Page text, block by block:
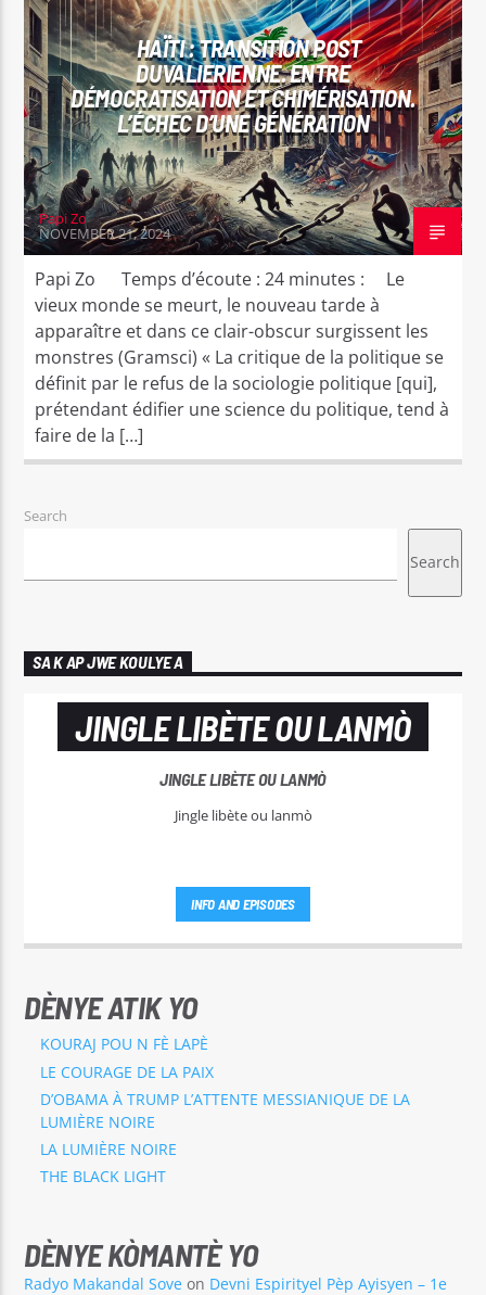
KOZE A MANDE CHÈZ
RADYO MAKANDAL SOVE
Radyo Makandal Sove
HAÏTI : TRANSITION POST
DUVALIERIENNE. ENTRE
DÉMOCRATISATION ET CHIMÉRISATION.
L’ÉCHEC D’UNE GÉNÉRATION
Papi Zo
NOVEMBER 21, 2024
Papi Zo Temps d’écoute : 24 minutes : Le
vieux monde se meurt, le nouveau tarde à
apparaître et dans ce clair-obscur surgissent les
monstres (Gramsci) « La critique de la politique se
définit par le refus de la sociologie politique [qui],
prétendant édifier une science du politique, tend à
faire de la […]
Search
Search
SA K AP JWE KOULYE A
JINGLE LIBÈTE OU LANMÒ
JINGLE LIBÈTE OU LANMÒ
Jingle libète ou lanmò
INFO AND EPISODES
DÈNYE ATIK YO
KOURAJ POU N FÈ LAPÈ
LE COURAGE DE LA PAIX
D’OBAMA À TRUMP L’ATTENTE MESSIANIQUE DE LA
LUMIÈRE NOIRE
LA LUMIÈRE NOIRE
THE BLACK LIGHT
DÈNYE KÒMANTÈ YO
Radyo Makandal Sove on Devni Espirityel Pèp Ayisyen – 1e